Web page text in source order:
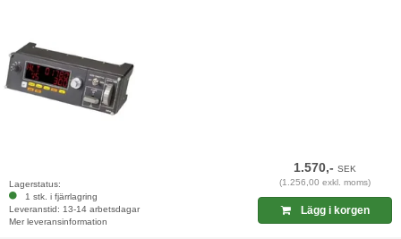
Lagerstatus:
1 stk. i fjärrlagring
Leveranstid: 13-14 arbetsdagar
Mer leveransinformation
1.570,-SEK
(1.256,00 exkl. moms)
Lägg i korgen